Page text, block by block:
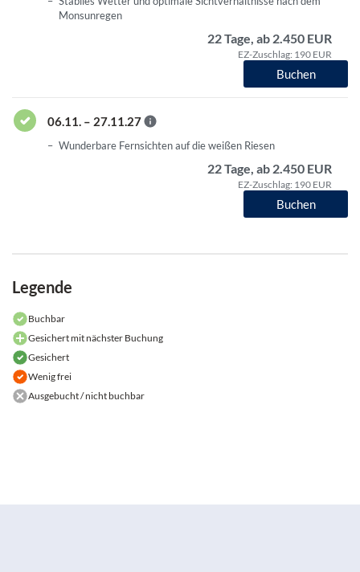
Monsunregen
22 Tage, ab 2.450 EUR
EZ-Zuschlag: 190 EUR
Buchen
06.11. – 27.11.27
Wunderbare Fernsichten auf die weißen Riesen
22 Tage, ab 2.450 EUR
EZ-Zuschlag: 190 EUR
Buchen
Legende
Buchbar
Gesichert mit nächster Buchung
Gesichert
Wenig frei
Ausgebucht / nicht buchbar